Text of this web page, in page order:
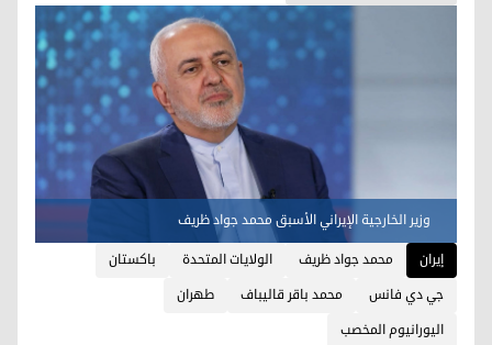
وزير الخارجية الإيراني الأسبق محمد جواد ظريف
إيران
محمد جواد ظريف الولايات المتحدة
باكستان
جي دي فانس
محمد باقر قالیباف
طهران
اليورانيوم المخصب